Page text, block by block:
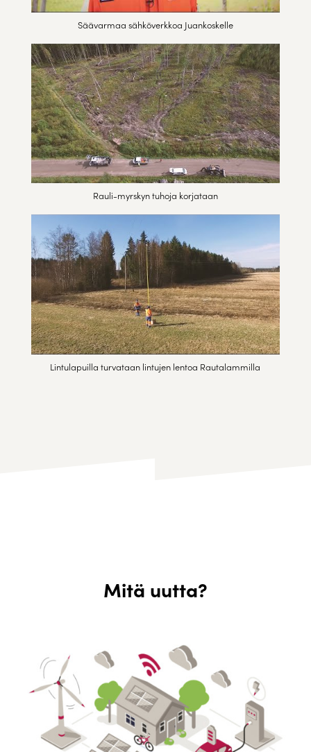
Säävarmaa sähköverkkoa Juankoskelle
Rauli-myrskyn tuhoja korjataan
Lintulapuilla turvataan lintujen lentoa Rautalammilla
Mitä uutta?